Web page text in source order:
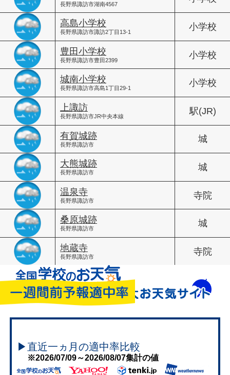
長野県諏訪市湖南4567
高島小学校
長野県諏訪市諏訪2丁目13-1
小学校
豊田小学校
長野県諏訪市豊田2399
小学校
城南小学校
長野県諏訪市高島1丁目29-1
小学校
上諏訪
長野県諏訪市JR中央本線
駅(JR)
有賀城跡
長野県諏訪市
城
大熊城跡
長野県諏訪市
城
温泉寺
長野県諏訪市
寺院
桑原城跡
長野県諏訪市
城
地蔵寺
長野県諏訪市
寺院
▶直近一ヵ月の適中率比較
※2026/07/09～2026/08/07集計の値